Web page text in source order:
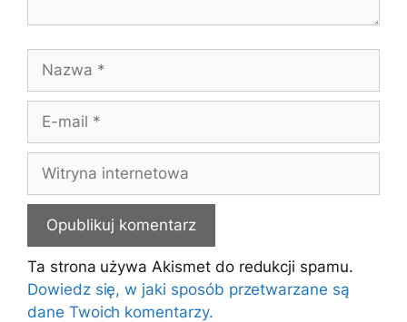
mail
internetowa
Ta strona używa Akismet do redukcji spamu.
Dowiedz się, w jaki sposób przetwarzane są
dane Twoich komentarzy.